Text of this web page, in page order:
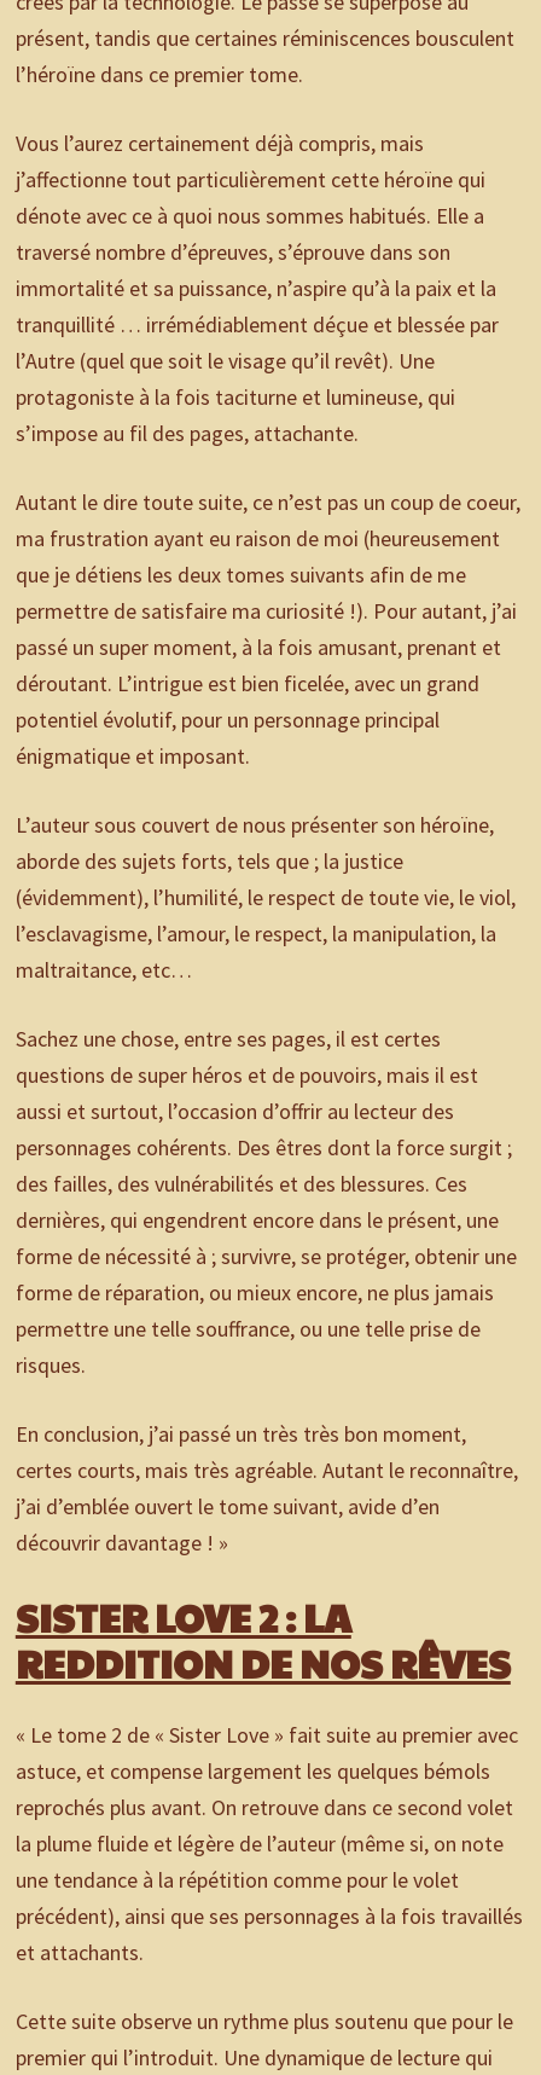
présent, tandis que certaines réminiscences bousculent
l’héroïne dans ce premier tome.
Vous l’aurez certainement déjà compris, mais
j’affectionne tout particulièrement cette héroïne qui
dénote avec ce à quoi nous sommes habitués. Elle a
traversé nombre d’épreuves, s’éprouve dans son
immortalité et sa puissance, n’aspire qu’à la paix et la
tranquillité … irrémédiablement déçue et blessée par
l’Autre (quel que soit le visage qu’il revêt). Une
protagoniste à la fois taciturne et lumineuse, qui
s’impose au fil des pages, attachante.
Autant le dire toute suite, ce n’est pas un coup de coeur,
ma frustration ayant eu raison de moi (heureusement
que je détiens les deux tomes suivants afin de me
permettre de satisfaire ma curiosité !). Pour autant, j’ai
passé un super moment, à la fois amusant, prenant et
déroutant. L’intrigue est bien ficelée, avec un grand
potentiel évolutif, pour un personnage principal
énigmatique et imposant.
L’auteur sous couvert de nous présenter son héroïne,
aborde des sujets forts, tels que ; la justice
(évidemment), l’humilité, le respect de toute vie, le viol,
l’esclavagisme, l’amour, le respect, la manipulation, la
maltraitance, etc…
Sachez une chose, entre ses pages, il est certes
questions de super héros et de pouvoirs, mais il est
aussi et surtout, l’occasion d’offrir au lecteur des
personnages cohérents. Des êtres dont la force surgit ;
des failles, des vulnérabilités et des blessures. Ces
dernières, qui engendrent encore dans le présent, une
forme de nécessité à ; survivre, se protéger, obtenir une
forme de réparation, ou mieux encore, ne plus jamais
permettre une telle souffrance, ou une telle prise de
risques.
En conclusion, j’ai passé un très très bon moment,
certes courts, mais très agréable. Autant le reconnaître,
j’ai d’emblée ouvert le tome suivant, avide d’en
découvrir davantage ! »
SISTER LOVE 2 : LA
REDDITION DE NOS RÊVES
« Le tome 2 de « Sister Love » fait suite au premier avec
astuce, et compense largement les quelques bémols
reprochés plus avant. On retrouve dans ce second volet
la plume fluide et légère de l’auteur (même si, on note
une tendance à la répétition comme pour le volet
précédent), ainsi que ses personnages à la fois travaillés
et attachants.
Cette suite observe un rythme plus soutenu que pour le
premier qui l’introduit. Une dynamique de lecture qui